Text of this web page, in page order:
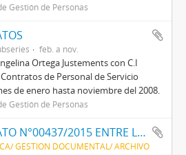
Gestión de Personas
feb. a nov.
Ortega Justements con C.I
Contratos de Personal de Servicio
de enero hasta noviembre del 2008.
Gestión de Personas
CONTRATO N°00437/2015 ENTRE LA FPUNA Y HORACIO ANDRES LEGAL AYALA
GESTION DOCUMENTAL/ ARCHIVO